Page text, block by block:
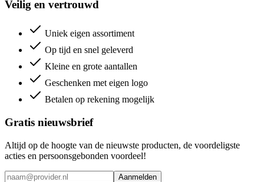
Veilig en vertrouwd
Uniek eigen assortiment
Op tijd en snel geleverd
Kleine en grote aantallen
Geschenken met eigen logo
Betalen op rekening mogelijk
Gratis nieuwsbrief
Altijd op de hoogte van de nieuwste producten, de voordeligste
acties en persoonsgebonden voordeel!
Aanmelden